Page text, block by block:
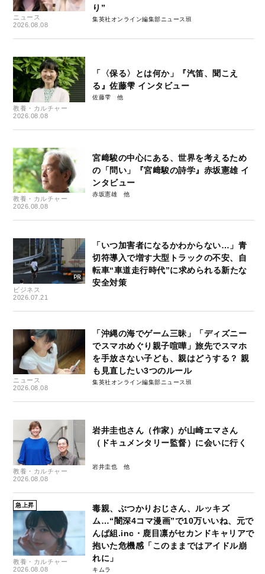
ニュース
2026.08.08
り”
集英社オンライン編集部ニュース班
教養・カルチャー
2026.08.08
「〈保る〉とは何か」『汽笛、聞こえ
る』佐藤雫 インタビュー
佐藤雫
教養・カルチャー
2026.08.08
宮﨑駿の中心にある、世界を考えるため
の「問い」『宮﨑駿の詩学』赤坂憲雄 イ
ンタビュー
赤坂憲雄
ビジネス
2026.07.21
「いつ加害者になるかわからない…」青
切符導入で増す大型トラックの不安、自
転車“車道走行時代”に求められる新たな
安全対策
ニュース
2026.08.08
「沖縄の海でゲーム三昧」「ディズニー
でスマホめぐり親子喧嘩」旅先でスマホ
を手放さない子ども、親はどうする？ 親
も見直したい3つのルール
集英社オンライン編集部ニュース班
教養・カルチャー
2026.08.08
岩井圭也さん（作家）が山崎エマさん
（ドキュメンタリー監督）に会いに行く
岩井圭也
急上昇
教養・カルチャー
2026.08.08
毒親、ぶつかりおじさん、ルッキズ
ム…“闇深4コマ漫画”で10万いいね、元で
んぱ組.inc・鹿目凛がセカンドキャリアで
抱いた危機感「このままではアイドル崩
れに」
キムラ